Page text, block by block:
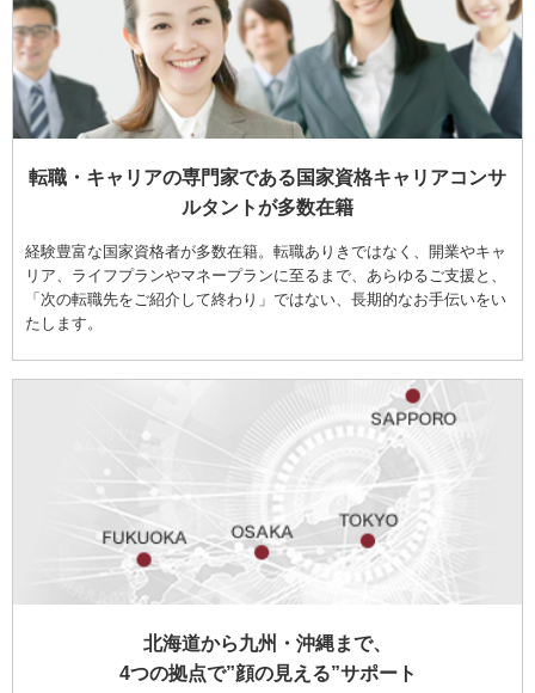
転職・キャリアの専門家である国家資格キャリアコンサ
ルタントが多数在籍
経験豊富な国家資格者が多数在籍。転職ありきではなく、開業やキャ
リア、ライフプランやマネープランに至るまで、あらゆるご支援と、
「次の転職先をご紹介して終わり」ではない、長期的なお手伝いをい
たします。
北海道から九州・沖縄まで、
4つの拠点で”顔の見える”サポート